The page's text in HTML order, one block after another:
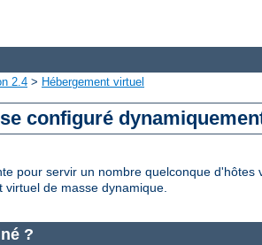
2.4 > Hébergement virtuel
configuré
pour servir un nombre quelconque d'hôtes
de masse dynamique.
?